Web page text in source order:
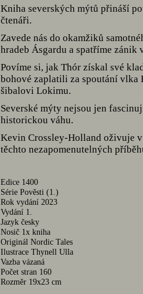
Kniha severských mýtů přináší
čtenáři.
Zavede nás do okamžiků
hradeb Ásgardu a spatříme zánik
Povíme si, jak Thór získal své
bohové zaplatili za spoutání
šibalovi Lokimu.
Severské mýty nejsou jen
historickou váhu.
Kevin Crossley-Holland oživuje
těchto nezapomenutelných
Edice 1400
Série Pověsti (1.)
Rok vydání 2023
Vydání 1.
Jazyk česky
Nosič 1x kniha
Originál Nordic Tales
Ilustrace Thynell Ulla
Vazba vázaná
Počet stran 160
Rozměr 19x23 cm